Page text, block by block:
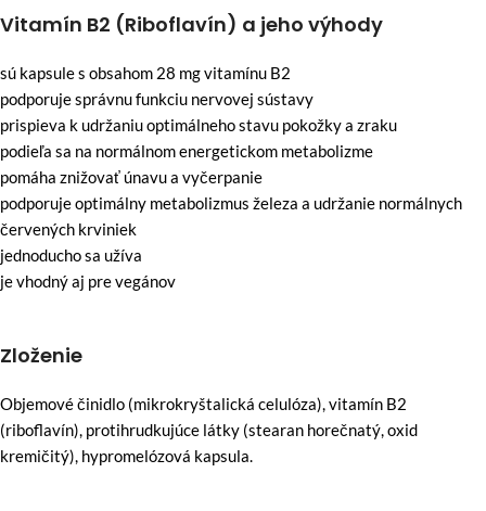
Vitamín B2 (Riboflavín) a jeho výhody
sú kapsule s obsahom 28 mg vitamínu B2
podporuje správnu funkciu nervovej sústavy
prispieva k udržaniu optimálneho stavu pokožky a zraku
podieľa sa na normálnom energetickom metabolizme
pomáha znižovať únavu a vyčerpanie
podporuje optimálny metabolizmus železa a udržanie normálnych
červených krviniek
jednoducho sa užíva
je vhodný aj pre vegánov
Zloženie
Objemové činidlo (mikrokryštalická celulóza), vitamín B2
(riboflavín), protihrudkujúce látky (stearan horečnatý, oxid
kremičitý), hypromelózová kapsula.